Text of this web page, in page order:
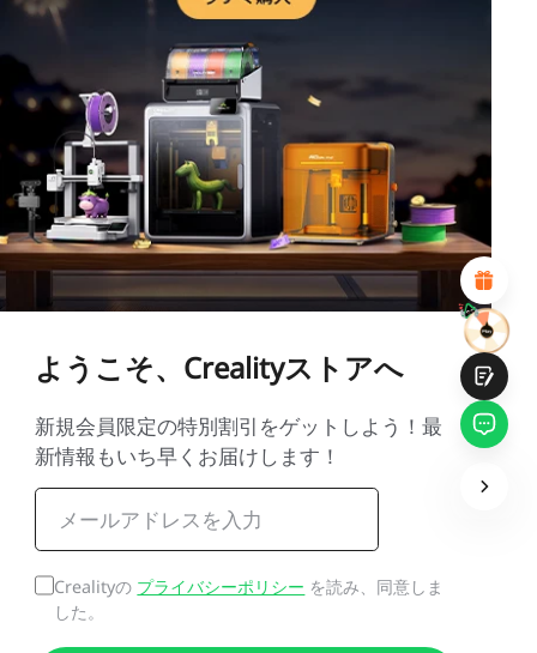
このページの満足度を評価してください:
不満足
1
2 3 4 7 8 9 10
*
あなたの満足度の理由
魅力的なビジュアルデザイン
適切な商品推薦
明確なナビゲーションとカテゴリ
豊富なコンテンツ
高速ページロード
ようこそ、Crealityストアへ
新規会員限定の特別割引をゲットしよう！最
新情報もいち早くお届けします！
Crealityの プライバシーポリシー を読み、同意しま
した。